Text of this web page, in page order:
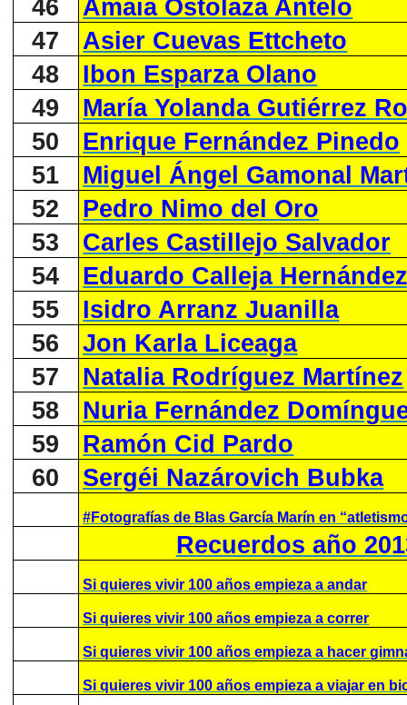
46
Amaia Ostolaza Antelo
47
Asier Cuevas Ettcheto
48
Ibon Esparza Olano
49
María Yolanda Gutiérrez
50
Enrique Fernández Pinedo
51
Miguel Ángel Gamonal
52
Pedro Nimo del Oro
53
Carles Castillejo Salvador
54
Eduardo Calleja
55
Isidro Arranz Juanilla
56
Jon Karla Liceaga
57
Natalia Rodríguez Martínez
58
Nuria Fernández
59
Ramón Cid Pardo
60
Sergéi Nazárovich Bubka
#Fotografías de Blas García Marín en
Recuerdos año
Si quieres vivir 100 años empieza a andar
Si quieres vivir 100 años empieza a correr
Si quieres vivir 100 años empieza a hacer
Si quieres vivir 100 años empieza a viajar en